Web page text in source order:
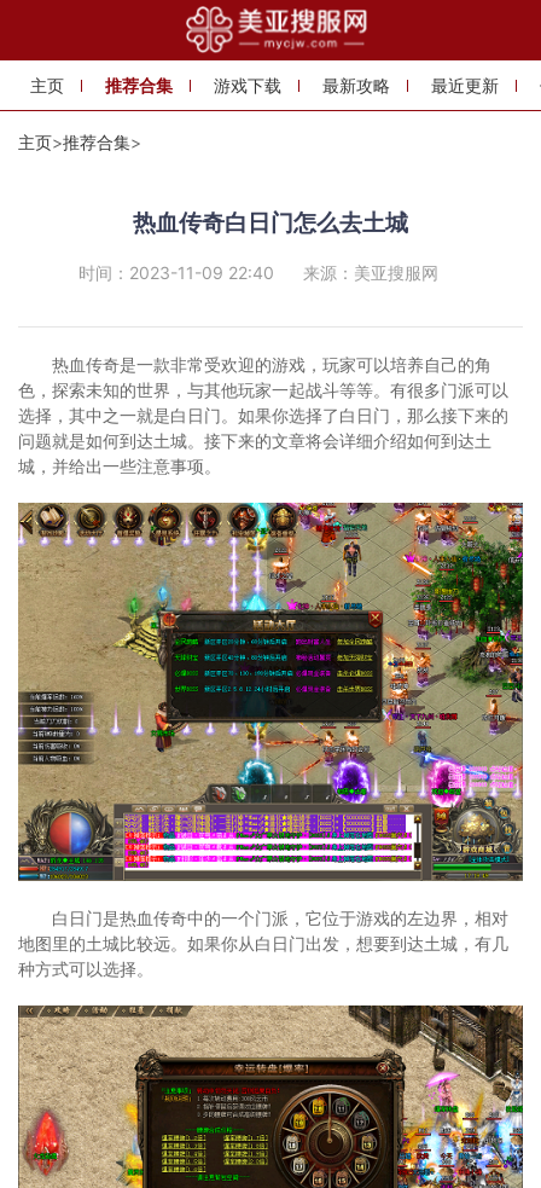
主页 推荐合集 游戏下载 最新攻略 最近更新
主页>推荐合集>
热血传奇白日门怎么去土城
时间：2023-11-09 22:40 来源：美亚搜服网
热血传奇是一款非常受欢迎的游戏，玩家可以培养自己的角
色，探索未知的世界，与其他玩家一起战斗等等。有很多门派可以
选择，其中之一就是白日门。如果你选择了白日门，那么接下来的
问题就是如何到达土城。接下来的文章将会详细介绍如何到达土
城，并给出一些注意事项。
白日门是热血传奇中的一个门派，它位于游戏的左边界，相对
地图里的土城比较远。如果你从白日门出发，想要到达土城，有几
种方式可以选择。